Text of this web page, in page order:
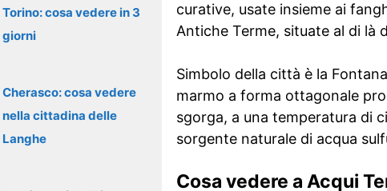
curative, usate insieme ai
Antiche Terme, situate al di là
Simbolo della città è la
marmo a forma ottagonale
sgorga, a una temperatura di
sorgente naturale di acqua
Cosa vedere a Acqui
Torino: cosa vedere in 3
giorni
Cherasco: cosa vedere
nella cittadina delle
Langhe